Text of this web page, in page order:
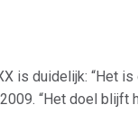
is duidelijk: “Het
“Het doel blijft